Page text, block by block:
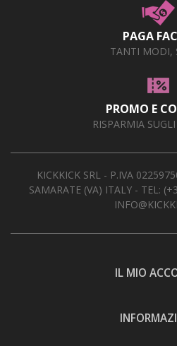
PAGA
TANTI MODI,
PROMO E
RISPARMIA
KICKKICK SRL - P.IVA
SAMARATE (VA) ITALY - TEL:
IL MIO